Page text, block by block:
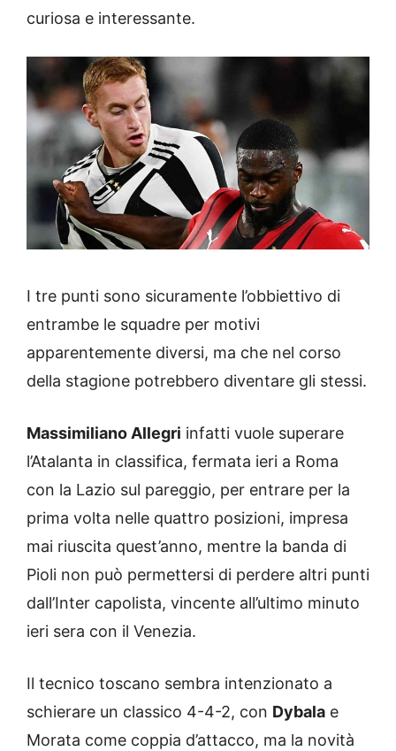
curiosa e interessante.
I tre punti sono sicuramente l’obbiettivo di
entrambe le squadre per motivi
apparentemente diversi, ma che nel corso
della stagione potrebbero diventare gli stessi.
Massimiliano Allegri infatti vuole superare
l’Atalanta in classifica, fermata ieri a Roma
con la Lazio sul pareggio, per entrare per la
prima volta nelle quattro posizioni, impresa
mai riuscita quest’anno, mentre la banda di
Pioli non può permettersi di perdere altri punti
dall’Inter capolista, vincente all’ultimo minuto
ieri sera con il Venezia.
Il tecnico toscano sembra intenzionato a
schierare un classico 4-4-2, con Dybala e
Morata come coppia d’attacco, ma la novità